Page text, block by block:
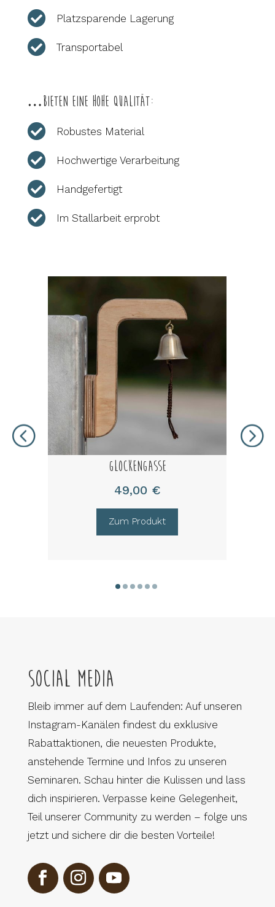
 Platzsparende Lagerung
 Transportabel
…bieten eine hohe Qualität:
 Robustes Material
 Hochwertige Verarbeitung
 Handgefertigt
 Im Stallarbeit erprobt
Glockengasse
49,00 €
Zum Produkt
Social Media
Bleib immer auf dem Laufenden: Auf unseren
Instagram-Kanälen findest du exklusive
Rabattaktionen, die neuesten Produkte,
anstehende Termine und Infos zu unseren
Seminaren. Schau hinter die Kulissen und lass
dich inspirieren. Verpasse keine Gelegenheit,
Teil unserer Community zu werden – folge uns
jetzt und sichere dir die besten Vorteile!